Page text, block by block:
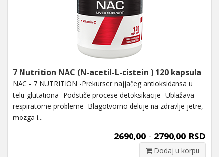
7 Nutrition NAC (N-acetil-L-cistein ) 120 kapsula
NAC - 7 NUTRITION -Prekursor najjačeg antioksidansa u
telu-glutationa -Podstiče procese detoksikacije -Ublažava
respiratorne probleme -Blagotvorno deluje na zdravlje jetre,
mozga i...
2690,00 - 2790,00 RSD
Dodaj u korpu